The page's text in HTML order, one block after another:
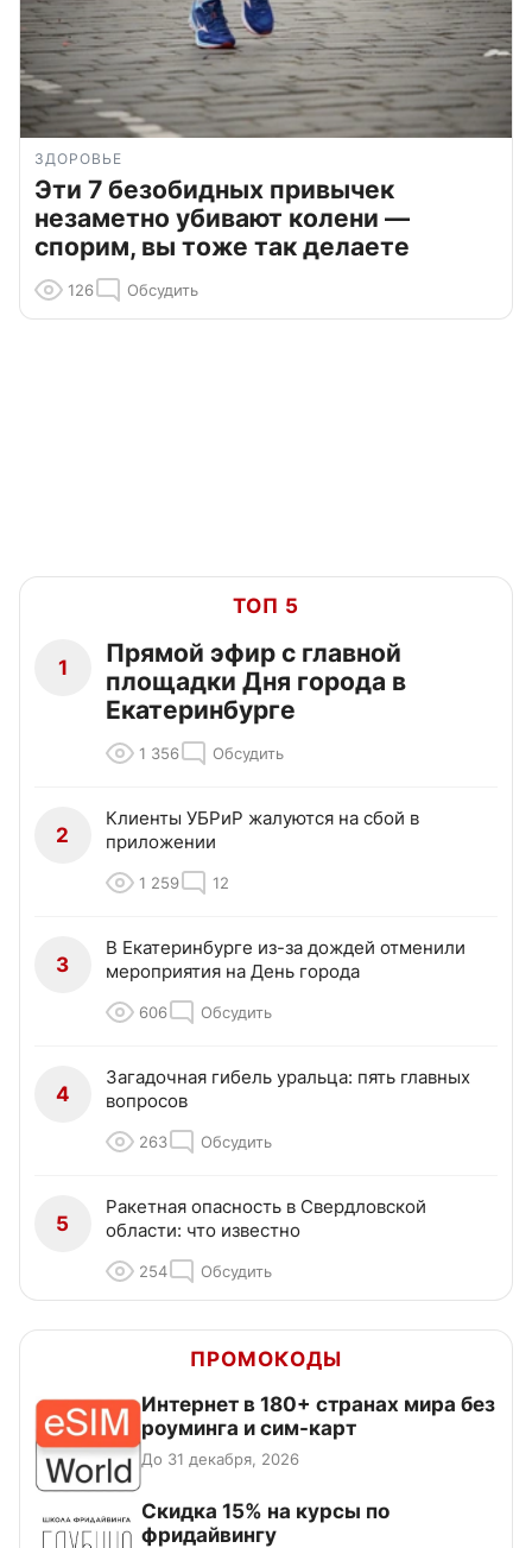
ЗДОРОВЬЕ
Эти 7 безобидных привычек
незаметно убивают колени —
спорим, вы тоже так делаете
126 Обсудить
ТОП 5
1
Прямой эфир с главной
площадки Дня города в
Екатеринбурге
1 356 Обсудить
2
Клиенты УБРиР жалуются на сбой в
приложении
1 259 12
3
В Екатеринбурге из-за дождей отменили
мероприятия на День города
606 Обсудить
4
Загадочная гибель уральца: пять главных
вопросов
263 Обсудить
5
Ракетная опасность в Свердловской
области: что известно
254 Обсудить
ПРОМОКОДЫ
Интернет в 180+ странах мира без
роуминга и сим-карт
До 31 декабря, 2026
Скидка 15% на курсы по
фридайвингу